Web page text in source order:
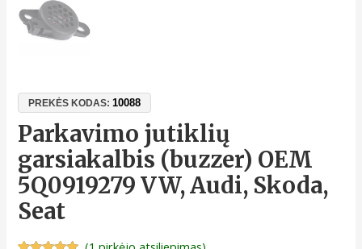
PREKĖS KODAS:10088
Parkavimo jutiklių
garsiakalbis (buzzer) OEM
5Q0919279 VW, Audi, Skoda,
Seat